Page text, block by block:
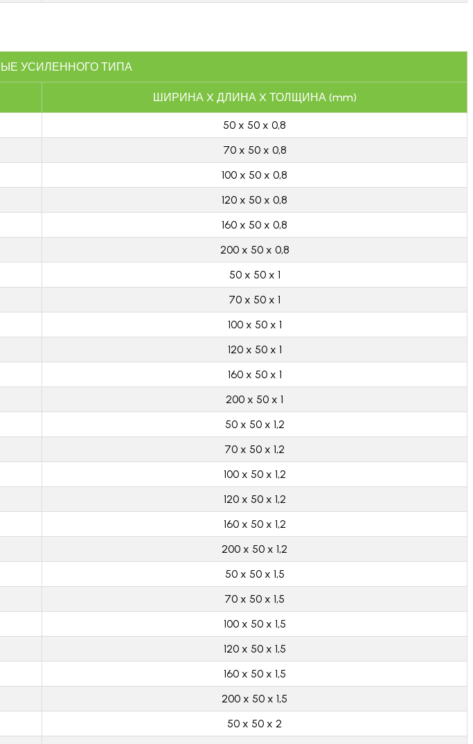
УСИЛЕННОГО ТИПА
ШИРИНА X ДЛИНА X ТОЛЩИНА (mm)
50 x 50 x 0,8
70 x 50 x 0,8
100 x 50 x 0,8
120 x 50 x 0,8
160 x 50 x 0,8
200 x 50 x 0,8
50 x 50 x 1
70 x 50 x 1
100 x 50 x 1
120 x 50 x 1
160 x 50 x 1
200 x 50 x 1
50 x 50 x 1,2
70 x 50 x 1,2
100 x 50 x 1,2
120 x 50 x 1,2
160 x 50 x 1,2
200 x 50 x 1,2
50 x 50 x 1,5
70 x 50 x 1,5
100 x 50 x 1,5
120 x 50 x 1,5
160 x 50 x 1,5
200 x 50 x 1,5
50 x 50 x 2